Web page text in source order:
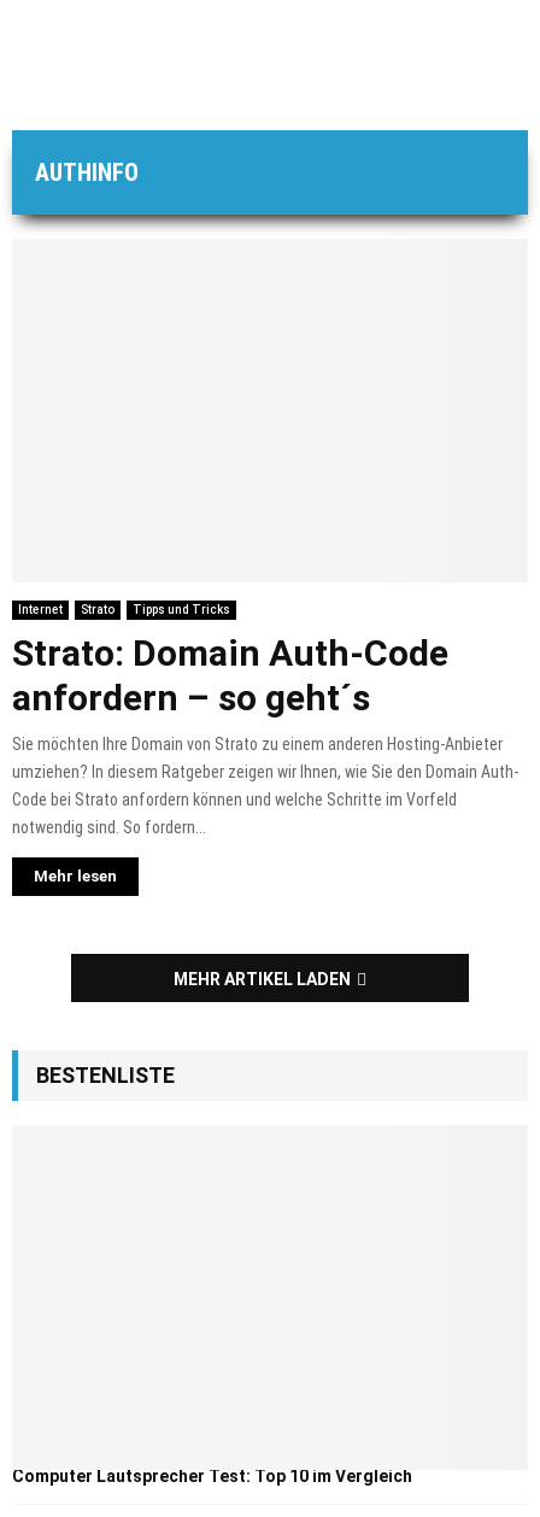
AUTHINFO
Internet Strato Tipps und Tricks
Strato: Domain Auth-Code
anfordern – so geht´s
Sie möchten Ihre Domain von Strato zu einem anderen Hosting-Anbieter
umziehen? In diesem Ratgeber zeigen wir Ihnen, wie Sie den Domain Auth-
Code bei Strato anfordern können und welche Schritte im Vorfeld
notwendig sind. So fordern...
Mehr lesen
MEHR ARTIKEL LADEN
BESTENLISTE
Computer Lautsprecher Test: Top 10 im Vergleich